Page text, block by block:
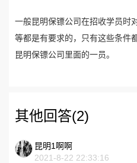
一般昆明保镖公司在招收学员时
等都是有要求的，只有这些条件
昆明保镖公司里面的一员。
其他回答(2)
昆明1啊啊
2021-8-22 22:33:16